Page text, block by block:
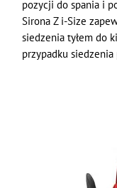
pozycji do spania i
Sirona Z i-Size
siedzenia tyłem do
przypadku